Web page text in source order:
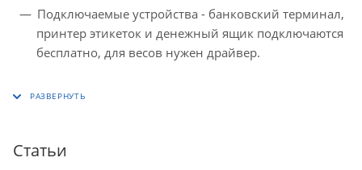
Подключаемые устройства - банковский терминал,
принтер этикеток и денежный ящик подключаются
бесплатно, для весов нужен драйвер.
Статьи